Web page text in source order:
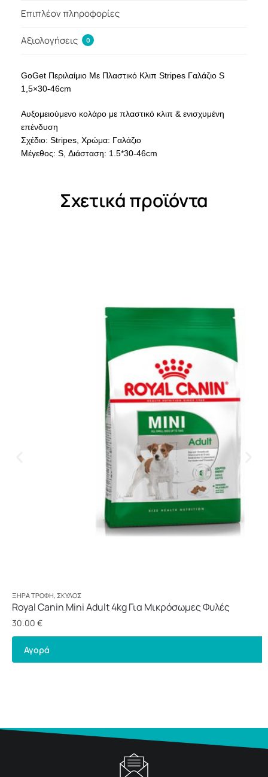
Επιπλέον πληροφορίες
Αξιολογήσεις 0
GoGet Περιλαίμιο Με Πλαστικό Κλιπ Stripes Γαλάζιο S
1,5×30-46cm
Αυξομειούμενο κολάρο με πλαστικό κλιπ & ενισχυμένη
επένδυση
Σχέδιο: Stripes, Χρώμα: Γαλάζιο
Μέγεθος: S, Διάσταση: 1.5*30-46cm
Σχετικά προϊόντα
ΞΗΡΆ ΤΡΟΦΉ, ΣΚΎΛΟΣ
Royal Canin Mini Adult 4kg Για Μικρόσωμες Φυλές
30.00 €
Αγορά